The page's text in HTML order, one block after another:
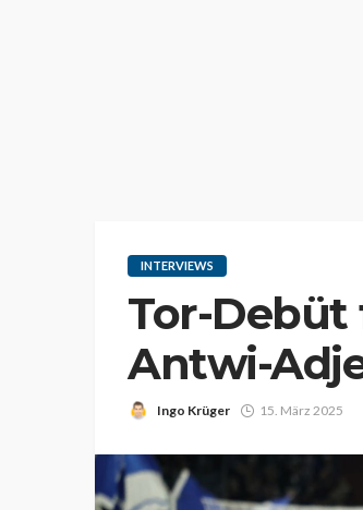
INTERVIEWS
Tor-Debüt
Antwi-
Ingo Krüger 15. März 2025